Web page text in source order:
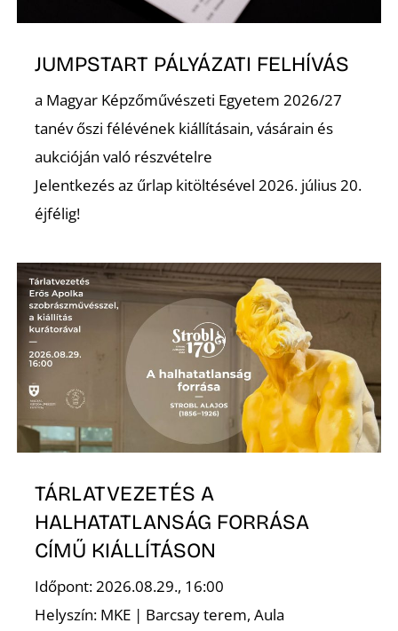
JUMPSTART PÁLYÁZATI FELHÍVÁS
a Magyar Képzőművészeti Egyetem 2026/27
tanév őszi félévének kiállításain, vásárain és
aukcióján való részvételre
Jelentkezés az űrlap kitöltésével 2026. július 20.
éjfélig!
TÁRLATVEZETÉS A
HALHATATLANSÁG FORRÁSA
CÍMŰ KIÁLLÍTÁSON
Időpont: 2026.08.29., 16:00
Helyszín: MKE | Barcsay terem, Aula